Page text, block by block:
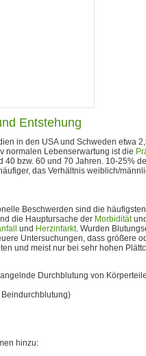
Entstehung
in den USA und Schweden etwa
normalen Lebenserwartung ist die
40 bzw. 60 und 70 Jahren. 10-25%
das Verhältnis weiblich/
Beschwerden sind die
die Hauptursache der Morbidität
und Herzinfarkt. Wurden
Untersuchungen, dass größere
und meist nur bei sehr hohen
Durchblutung von
hinzu: